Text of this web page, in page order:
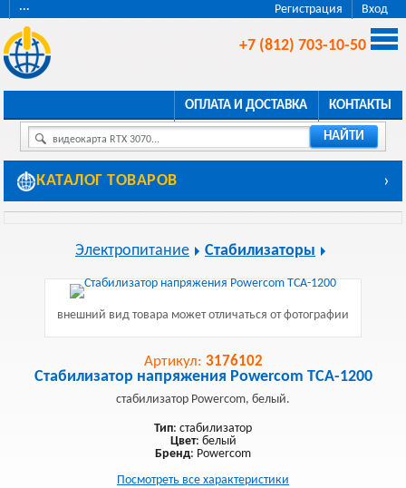
Регистрация Вход
···
+7 (812) 703-10-50
ОПЛАТА И ДОСТАВКА КОНТАКТЫ
видеокарта RTX 3070... НАЙТИ
КАТАЛОГ ТОВАРОВ ›
Электропитание Стабилизаторы
внешний вид товара может отличаться от фотографии
Артикул: 3176102
Стабилизатор напряжения Powercom TCA-1200
стабилизатор Powercom, белый.
Тип: стабилизатор
Цвет: белый
Бренд: Powercom
Посмотреть все характеристики